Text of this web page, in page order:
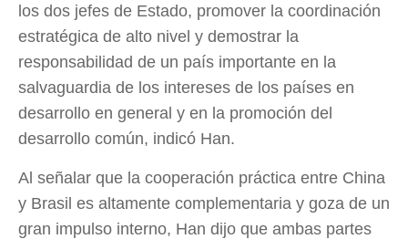
los dos jefes de Estado, promover la coordinación
estratégica de alto nivel y demostrar la
responsabilidad de un país importante en la
salvaguardia de los intereses de los países en
desarrollo en general y en la promoción del
desarrollo común, indicó Han.
Al señalar que la cooperación práctica entre China
y Brasil es altamente complementaria y goza de un
gran impulso interno, Han dijo que ambas partes